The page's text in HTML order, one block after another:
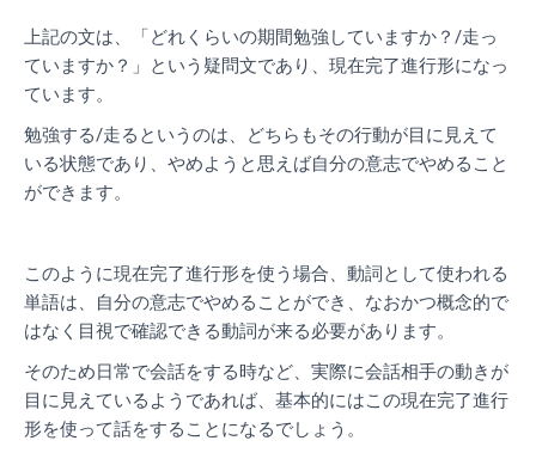
上記の文は、「どれくらいの期間勉強していますか？/走っ
ていますか？」という疑問文であり、現在完了進行形になっ
ています。
勉強する/走るというのは、どちらもその行動が目に見えて
いる状態であり、やめようと思えば自分の意志でやめること
ができます。
このように現在完了進行形を使う場合、動詞として使われる
単語は、自分の意志でやめることができ、なおかつ概念的で
はなく目視で確認できる動詞が来る必要があります。
そのため日常で会話をする時など、実際に会話相手の動きが
目に見えているようであれば、基本的にはこの現在完了進行
形を使って話をすることになるでしょう。